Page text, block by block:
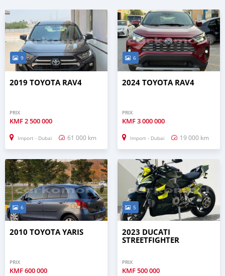
9
2019 TOYOTA RAV4
PRIX
KMF2 500 000
Import - Dubai 61 000 km
6
2024 TOYOTA RAV4
PRIX
KMF3 000 000
Import - Dubai 19 000 km
6
2010 TOYOTA YARIS
PRIX
KMF600 000
5
2023 DUCATI
STREETFIGHTER
PRIX
KMF500 000